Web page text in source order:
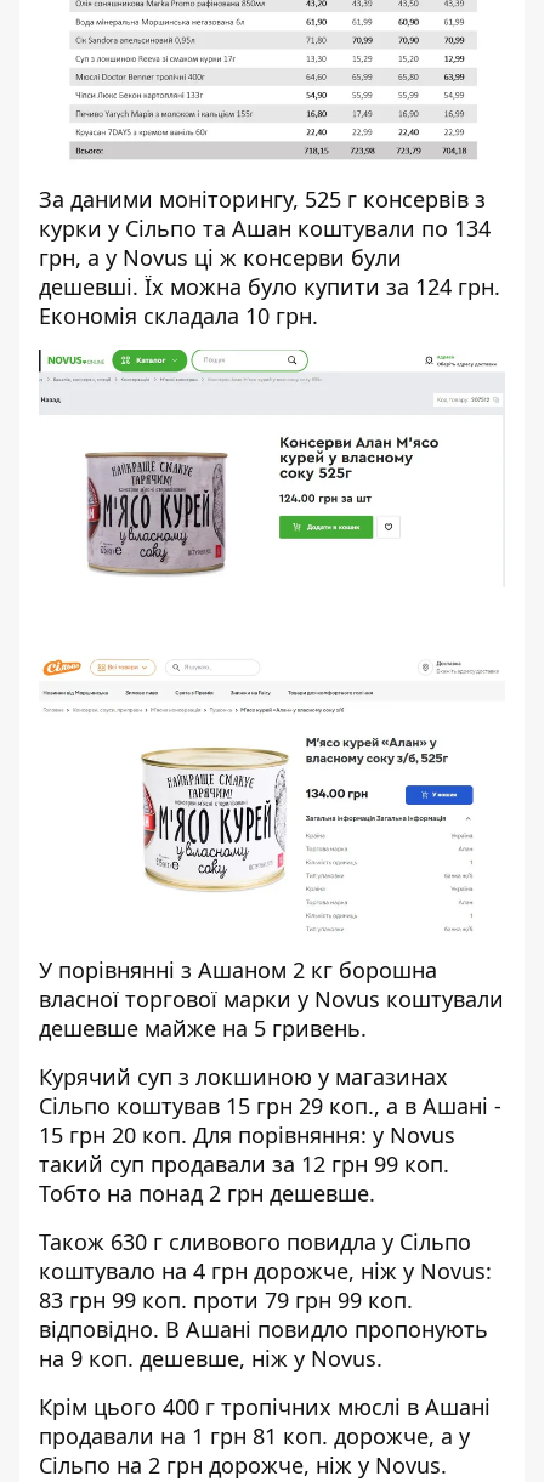
За даними моніторингу, 525 г консервів з
курки у Сільпо та Ашан коштували по 134
грн, а у Novus ці ж консерви були
дешевші. Їх можна було купити за 124 грн.
Економія складала 10 грн.
У порівнянні з Ашаном 2 кг борошна
власної торгової марки у Novus коштували
дешевше майже на 5 гривень.
Курячий суп з локшиною у магазинах
Сільпо коштував 15 грн 29 коп., а в Ашані -
15 грн 20 коп. Для порівняння: у Novus
такий суп продавали за 12 грн 99 коп.
Тобто на понад 2 грн дешевше.
Також 630 г сливового повидла у Сільпо
коштувало на 4 грн дорожче, ніж у Novus:
83 грн 99 коп. проти 79 грн 99 коп.
відповідно. В Ашані повидло пропонують
на 9 коп. дешевше, ніж у Novus.
Крім цього 400 г тропічних мюслі в Ашані
продавали на 1 грн 81 коп. дорожче, а у
Сільпо на 2 грн дорожче, ніж у Novus.